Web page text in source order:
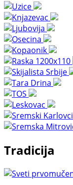
Tradicija